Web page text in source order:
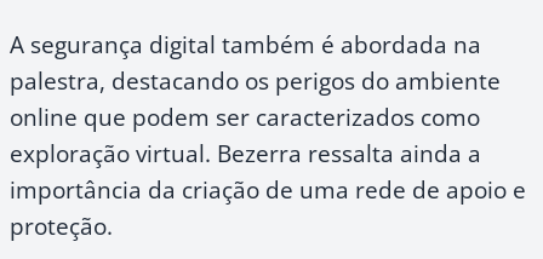
A segurança digital também é abordada na
palestra, destacando os perigos do ambiente
online que podem ser caracterizados como
exploração virtual. Bezerra ressalta ainda a
importância da criação de uma rede de apoio e
proteção.